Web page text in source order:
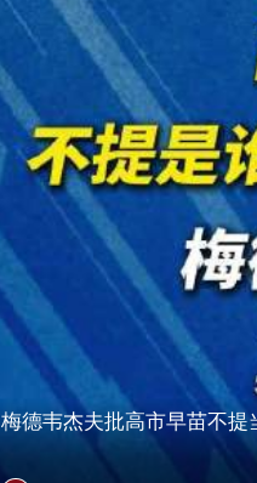
梅德韦杰夫批高市早苗不